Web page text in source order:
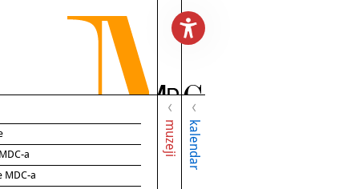
muzeji kalendar
a
MDC-a